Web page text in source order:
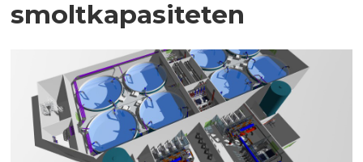
smoltkapasiteten